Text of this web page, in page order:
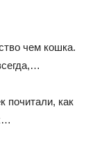
чем кошка.
почитали, как